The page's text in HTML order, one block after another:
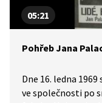
05:21
Pohřeb Jana
Dne 16. ledna
ve společnosti po